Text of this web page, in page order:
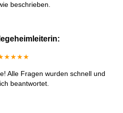
beschrieben.
Alle Fragen wurden schnell und
beantwortet.